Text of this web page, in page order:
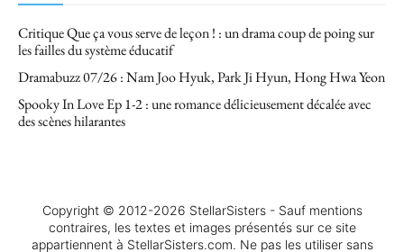
Critique Que ça vous serve de leçon ! : un drama coup de poing sur
les failles du système éducatif
Dramabuzz 07/26 : Nam Joo Hyuk, Park Ji Hyun, Hong Hwa Yeon
Spooky In Love Ep 1-2 : une romance délicieusement décalée avec
des scènes hilarantes
Copyright © 2012-2026 StellarSisters - Sauf mentions
contraires, les textes et images présentés sur ce site
appartiennent à StellarSisters.com. Ne pas les utiliser sans